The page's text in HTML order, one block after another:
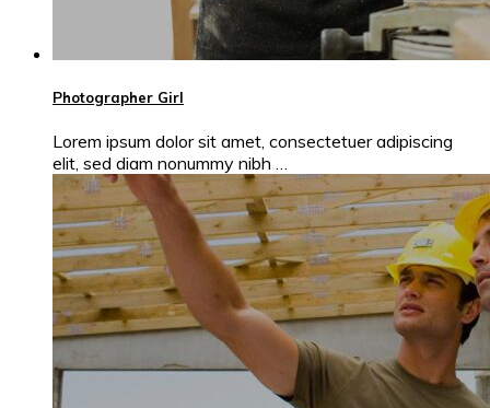
Photographer Girl
Lorem ipsum dolor sit amet, consectetuer adipiscing
elit, sed diam nonummy nibh …